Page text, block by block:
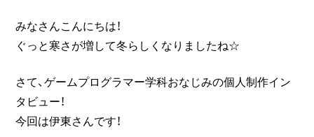
みなさんこんにちは！
ぐっと寒さが増して冬らしくなりましたね☆
さて、ゲームプログラマー学科おなじみの個人制作イン
タビュー！
今回は伊東さんです！